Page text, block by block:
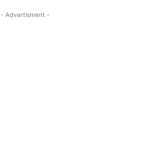
- Advertisment -